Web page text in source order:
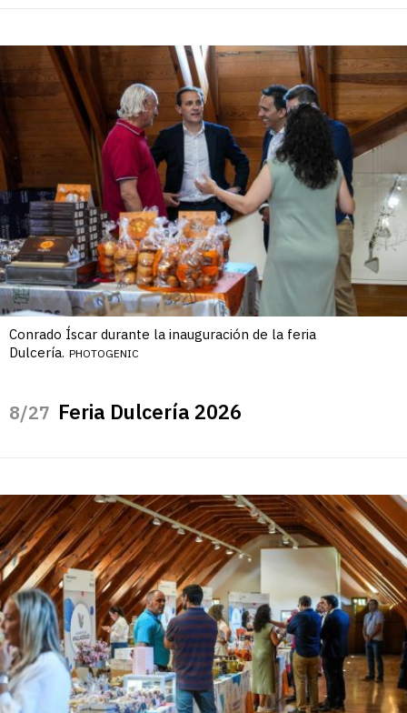
Conrado Íscar durante la inauguración de la feria
Dulcería. PHOTOGENIC
/27 Feria Dulcería 2026